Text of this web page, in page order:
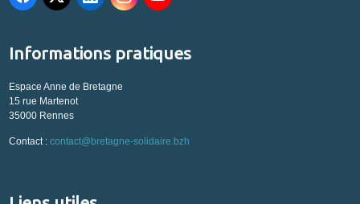
Informations pratiques
Espace Anne de Bretagne
15 rue Martenot
35000 Rennes
Contact : contact@bretagne-solidaire.bzh